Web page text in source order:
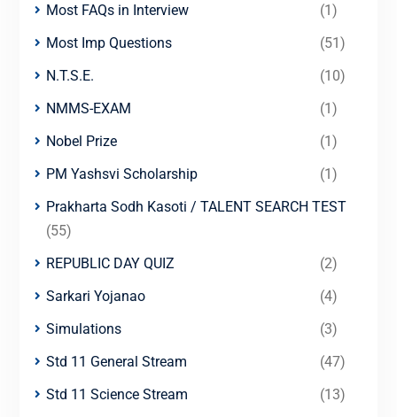
Most FAQs in Interview
(1)
Most Imp Questions
(51)
N.T.S.E.
(10)
NMMS-EXAM
(1)
Nobel Prize
(1)
PM Yashsvi Scholarship
(1)
Prakharta Sodh Kasoti / TALENT SEARCH TEST
(55)
REPUBLIC DAY QUIZ
(2)
Sarkari Yojanao
(4)
Simulations
(3)
Std 11 General Stream
(47)
Std 11 Science Stream
(13)